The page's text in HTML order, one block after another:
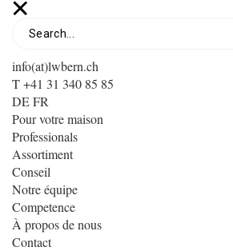
info(at)lwbern.ch
T +41 31 340 85 85
DEFR
Pour votre maison
Professionals
Assortiment
Conseil
Notre équipe
Competence
À propos de nous
Contact